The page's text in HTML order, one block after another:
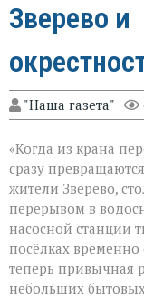
Зверево и
"Наша газета"
«Когда из крана
сразу
жители Зверево,
перерывом в
насосной станции
посёлках
теперь привычная
небольших